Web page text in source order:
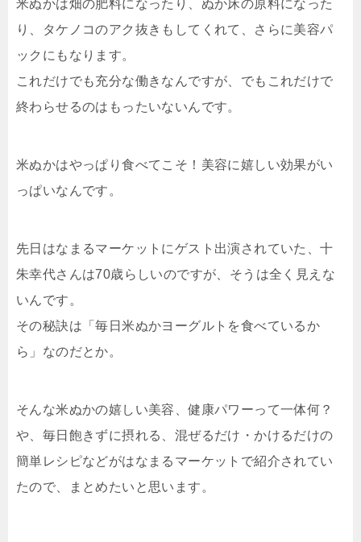
米ぬかは畑の肥料になったり、ぬか床の原料になった
り、タケノコのアク抜きもしてくれて、さらに美容パ
ックにもなります。
これだけでも充分な働きなんですが、でもこれだけで
終わらせるのはもったいないんです。
米ぬかはやっぱり食べてこそ！美容に嬉しい効果がい
っぱいなんです。
先日はなまるマーケットにゲスト出演されていた、十
朱幸代さんは70歳らしいのですが、そうは全く見えな
いんです。
その秘訣は「毎日米ぬかヨーグルトを食べているか
ら」なのだとか。
そんな米ぬかの嬉しい美容、健康パワーって一体何？
や、毎日飽きずに摂れる、混ぜるだけ・かけるだけの
簡単レシピなどがはなまるマーケットで紹介されてい
たので、まとめたいと思います。